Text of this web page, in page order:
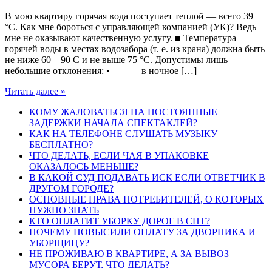
В мою квартиру горячая вода поступает теплой — всего 39
°С. Как мне бороться с управляющей компанией (УК)? Ведь
мне не оказывают качественную услугу. ■ Температура
горячей воды в местах водозабора (т. е. из крана) должна быть
не ниже 60 – 90 С и не выше 75 °С. Допустимы лишь
небольшие отклонения: • в ночное […]
Читать далее »
КОМУ ЖАЛОВАТЬСЯ НА ПОСТОЯННЫЕ
ЗАДЕРЖКИ НАЧАЛА СПЕКТАКЛЕЙ?
КАК НА ТЕЛЕФОНЕ СЛУШАТЬ МУЗЫКУ
БЕСПЛАТНО?
ЧТО ДЕЛАТЬ, ЕСЛИ ЧАЯ В УПАКОВКЕ
ОКАЗАЛОСЬ МЕНЬШЕ?
В КАКОЙ СУД ПОДАВАТЬ ИСК ЕСЛИ ОТВЕТЧИК В
ДРУГОМ ГОРОДЕ?
ОСНОВНЫЕ ПРАВА ПОТРЕБИТЕЛЕЙ, О КОТОРЫХ
НУЖНО ЗНАТЬ
КТО ОПЛАТИТ УБОРКУ ДОРОГ В СНТ?
ПОЧЕМУ ПОВЫСИЛИ ОПЛАТУ ЗА ДВОРНИКА И
УБОРЩИЦУ?
НЕ ПРОЖИВАЮ В КВАРТИРЕ, А ЗА ВЫВОЗ
МУСОРА БЕРУТ, ЧТО ДЕЛАТЬ?